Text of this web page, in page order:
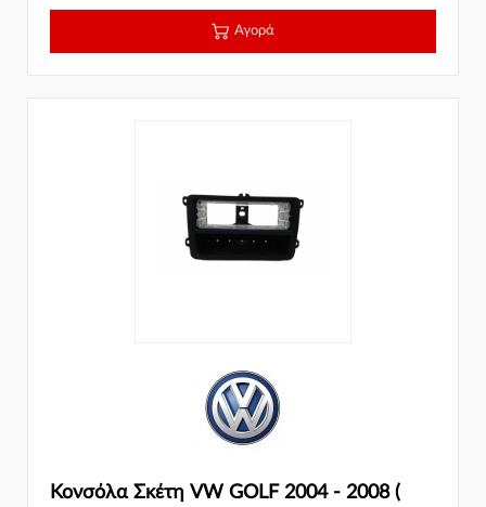
Αγορά
Κονσόλα Σκέτη VW GOLF 2004 - 2008 (